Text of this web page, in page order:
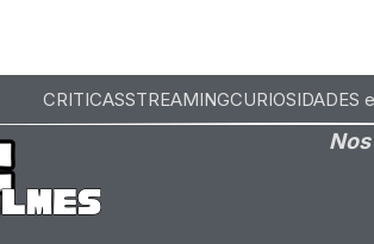
CRITICASSTREAMINGCURIOSIDADES